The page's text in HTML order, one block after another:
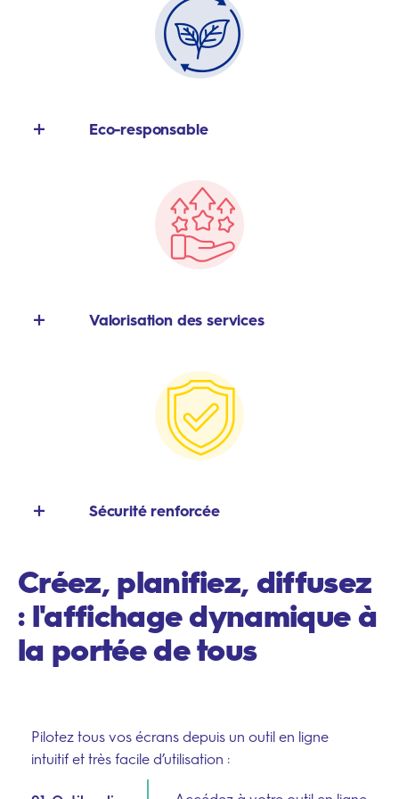
–
messages en un clic depuis votre ordinateur ou
votre smartphone et diffusez-les instantanément.
Eco-responsable
administrative en digitalisant vos notes de service,
règles de vie et plannings.
Valorisation des services
salle de sport…), vos événements et vos partenariats
pour enrichir l’expérience de vos résidents.
Sécurité renforcée
transmettez une alerte visuelle immédiate sur
l’ensemble de vos écrans.
Créez, planifiez, diffusez
: l'affichage dynamique à
la portée de tous
Pilotez tous vos écrans depuis un outil en ligne
intuitif et très facile d’utilisation :